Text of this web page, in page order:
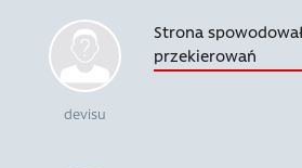
devisu
Strona
przekierowań